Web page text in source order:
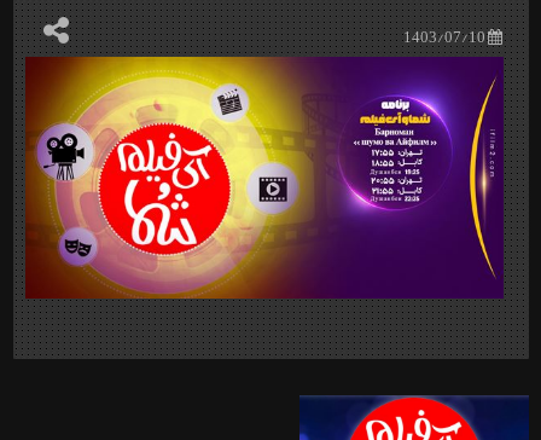
1403/07/10